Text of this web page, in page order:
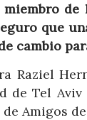
miembro
que
cambio
Raziel
de Tel
Amigos